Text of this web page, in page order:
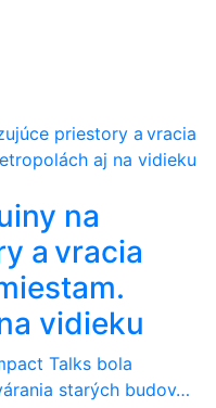
na
a vracia
vidieku
Talks bola
starých budov…